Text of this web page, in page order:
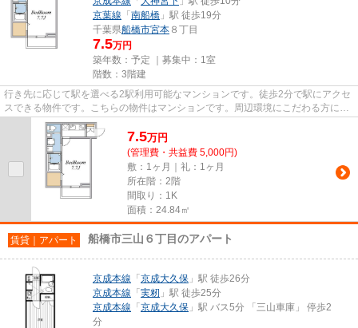
京葉線 「 南船橋 」駅 徒歩19分
千葉県船橋市宮本 ８丁目
7.5万円
築年数：予定 ｜募集中： 1室
階数：3階建
行き先に応じて駅を選べる2駅利用可能なマンションです。徒歩2分で駅にアクセ
スできる物件です。こちらの物件はマンションです。周辺環境にこだわる方にご
紹介したいのが船橋市エリア...
7.5万円
(管理費・共益費 5,000円)
敷：1ヶ月｜礼：1ヶ月
所在階：2階
間取り：1K
面積：24.84㎡
賃貸｜アパート 船橋市三山６丁目のアパート
京成本線 「 京成大久保 」駅 徒歩26分
京成本線 「 実籾 」駅 徒歩25分
京成本線 「 京成大久保 」駅 バス5分 「三山車庫」 停歩2
分